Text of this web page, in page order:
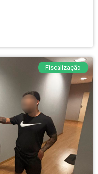
Fiscalização